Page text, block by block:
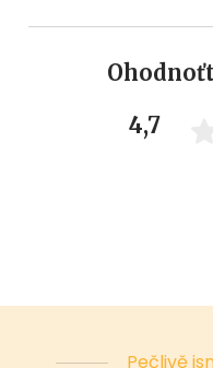
4,7
Pečlivě